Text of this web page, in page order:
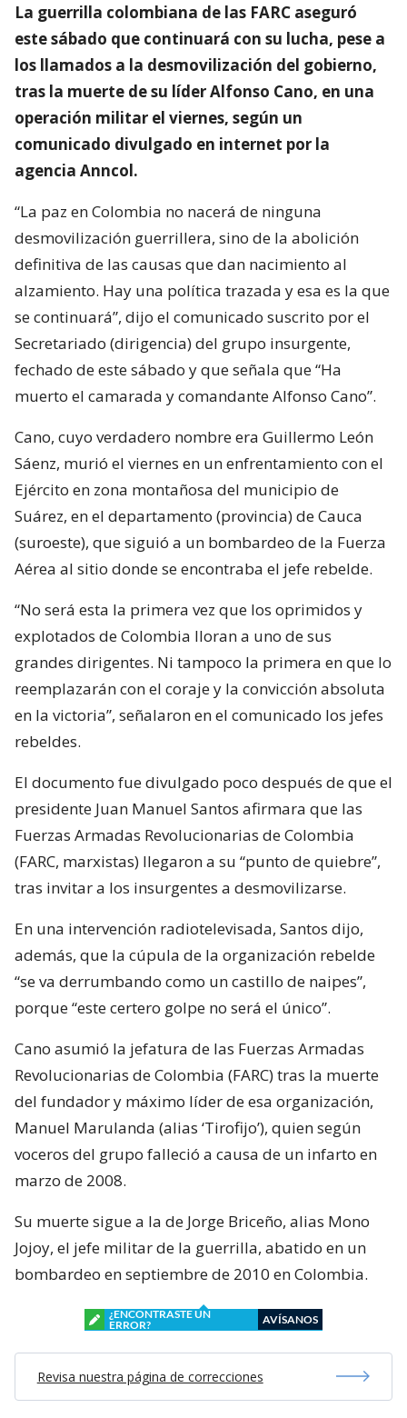
La guerrilla colombiana de las FARC aseguró
este sábado que continuará con su lucha, pese a
los llamados a la desmovilización del gobierno,
tras la muerte de su líder Alfonso Cano, en una
operación militar el viernes, según un
comunicado divulgado en internet por la
agencia Anncol.
“La paz en Colombia no nacerá de ninguna
desmovilización guerrillera, sino de la abolición
definitiva de las causas que dan nacimiento al
alzamiento. Hay una política trazada y esa es la que
se continuará”, dijo el comunicado suscrito por el
Secretariado (dirigencia) del grupo insurgente,
fechado de este sábado y que señala que “Ha
muerto el camarada y comandante Alfonso Cano”.
Cano, cuyo verdadero nombre era Guillermo León
Sáenz, murió el viernes en un enfrentamiento con el
Ejército en zona montañosa del municipio de
Suárez, en el departamento (provincia) de Cauca
(suroeste), que siguió a un bombardeo de la Fuerza
Aérea al sitio donde se encontraba el jefe rebelde.
“No será esta la primera vez que los oprimidos y
explotados de Colombia lloran a uno de sus
grandes dirigentes. Ni tampoco la primera en que lo
reemplazarán con el coraje y la convicción absoluta
en la victoria”, señalaron en el comunicado los jefes
rebeldes.
El documento fue divulgado poco después de que el
presidente Juan Manuel Santos afirmara que las
Fuerzas Armadas Revolucionarias de Colombia
(FARC, marxistas) llegaron a su “punto de quiebre”,
tras invitar a los insurgentes a desmovilizarse.
En una intervención radiotelevisada, Santos dijo,
además, que la cúpula de la organización rebelde
“se va derrumbando como un castillo de naipes”,
porque “este certero golpe no será el único”.
Cano asumió la jefatura de las Fuerzas Armadas
Revolucionarias de Colombia (FARC) tras la muerte
del fundador y máximo líder de esa organización,
Manuel Marulanda (alias ‘Tirofijo’), quien según
voceros del grupo falleció a causa de un infarto en
marzo de 2008.
Su muerte sigue a la de Jorge Briceño, alias Mono
Jojoy, el jefe militar de la guerrilla, abatido en un
bombardeo en septiembre de 2010 en Colombia.
¿ENCONTRASTE UN
ERROR?
AVÍSANOS
Revisa nuestra página de correcciones